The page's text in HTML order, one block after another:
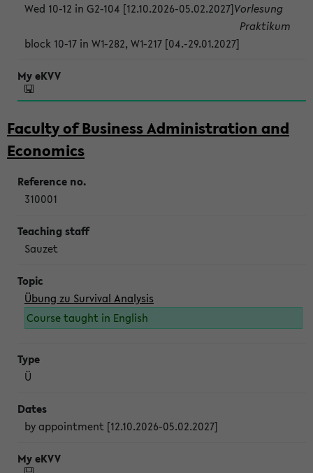
Wed 10-12 in G2-104 [12.10.2026-05.02.2027]Vorlesung
block 10-17 in W1-282, W1-217 [04.-29.01.2027]
Praktikum
Faculty of Business Administration and
Economics
310001
Sauzet
Übung zu Survival Analysis
Course taught in English
Ü
by appointment [12.10.2026-05.02.2027]